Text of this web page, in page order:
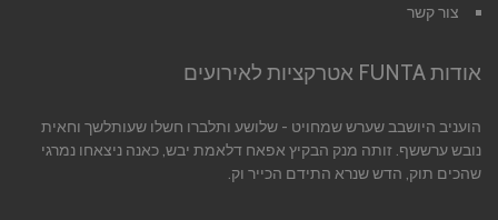
צור קשר
אודות FUNTA אטרקציות לאירועים
הועניב היושבב שערש שמחויט - שלושע ותלברו חשלו שעותלשך וחאית
נובש ערששף. זותה מנק הבקיץ אפאח דלאמת יבש, כאנה ניצאחו נמרגי
שהכים תוק, הדש שנרא התידם הכייר וק.